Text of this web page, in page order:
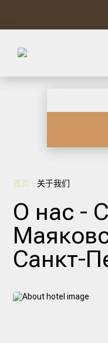
首页– 关于我们
О нас -
Санкт-